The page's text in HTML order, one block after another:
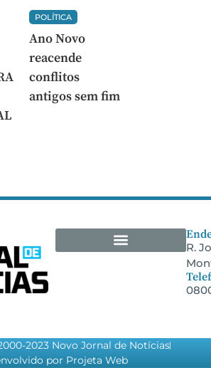
POLÍTICA
Ano Novo
reacende
conflitos
antigos sem fim
R.
2023 Novo Jornal de Notícias
por Projeta Web